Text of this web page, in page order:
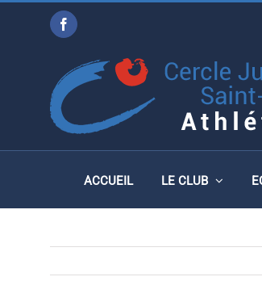
Facebook
ACCUEIL LE CLUB
FÉVRIER 2024